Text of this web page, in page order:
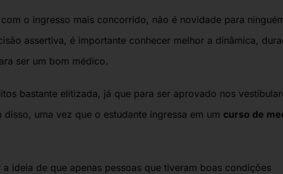
o ingresso mais concorrido, não é novidade para
assertiva, é importante conhecer melhor a dinâmica,
ser um bom médico.
bastante elitizada, já que para ser aprovado nos
uma vez que o estudante ingressa em um curso de
a ideia de que apenas pessoas que tiveram boas condições